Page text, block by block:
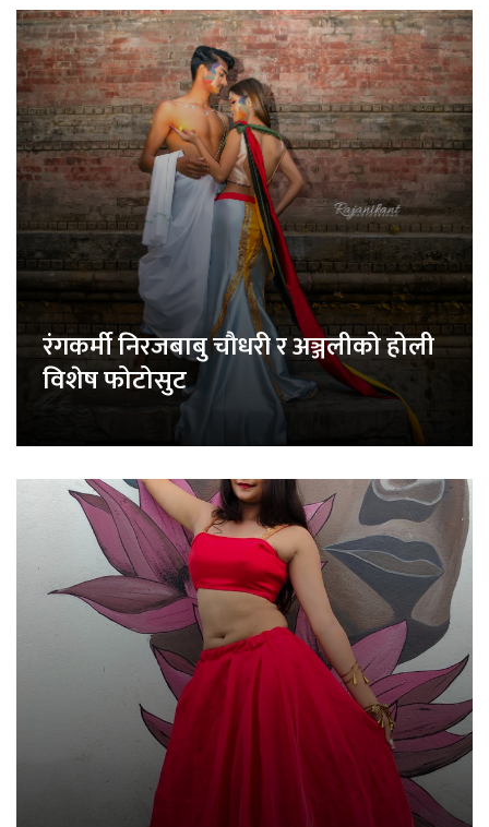
रंगकर्मी निरजबाबु चौधरी र अञ्जलीको होली
विशेष फोटोसुट